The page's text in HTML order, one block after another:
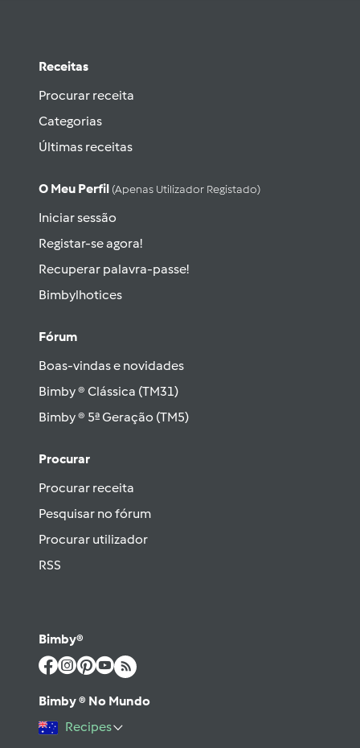
Receitas
Procurar receita
Categorias
Últimas receitas
O Meu Perfil (apenas Utilizador Registado)
Iniciar sessão
Registar-se agora!
Recuperar palavra-passe!
Bimbylhotices
Fórum
Boas-vindas e novidades
Bimby ® Clássica (TM31)
Bimby ® 5ª Geração (TM5)
Procurar
Procurar receita
Pesquisar no fórum
Procurar utilizador
RSS
Bimby®
Bimby ® No Mundo
Recipes